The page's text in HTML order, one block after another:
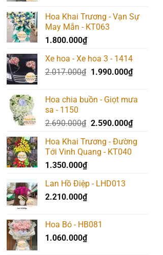
Hoa Khai Trương - Vạn Sự
May Mắn - KT063
1.800.000₫
Xe hoa - Xe hoa 3 - 1414
2.017.000₫ Giá
2.017.000₫.
1.990.000₫Giá
là:
Hoa chia buồn - Giọt mưa
sa - 1150
2.690.000₫ Giá
là:
2.690.000₫.
2.590.000₫Giá
tại
Hoa Khai Trương - Đường
Tới Vinh Quang - KT040
1.350.000₫
Lan Hồ Điệp - LHD013
2.210.000₫
Hoa Bó - HB081
1.060.000₫